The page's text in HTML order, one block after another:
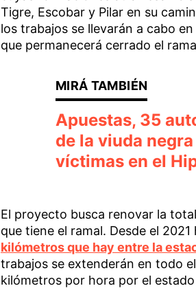
Tigre, Escobar y Pilar en su
los trabajos se llevarán a cabo
que permanecerá cerrado el
Apuestas, 35
de la viuda
víctimas en el
El proyecto busca renovar la
que tiene el ramal. Desde el
kilómetros que hay entre la
trabajos se extenderán en todo
kilómetros por hora por el